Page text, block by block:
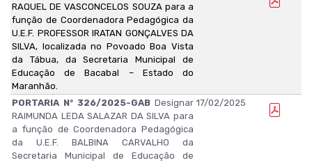
RAQUEL DE VASCONCELOS SOUZA para a
função de Coordenadora Pedagógica da
U.E.F. PROFESSOR IRATAN GONÇALVES DA
SILVA, localizada no Povoado Boa Vista
da Tábua, da Secretaria Municipal de
Educação de Bacabal – Estado do
Maranhão.
PORTARIA Nº 326/2025-GAB Designar
RAIMUNDA LEDA SALAZAR DA SILVA para
a função de Coordenadora Pedagógica
da U.E.F. BALBINA CARVALHO da
Secretaria Municipal de Educação de
17/02/2025